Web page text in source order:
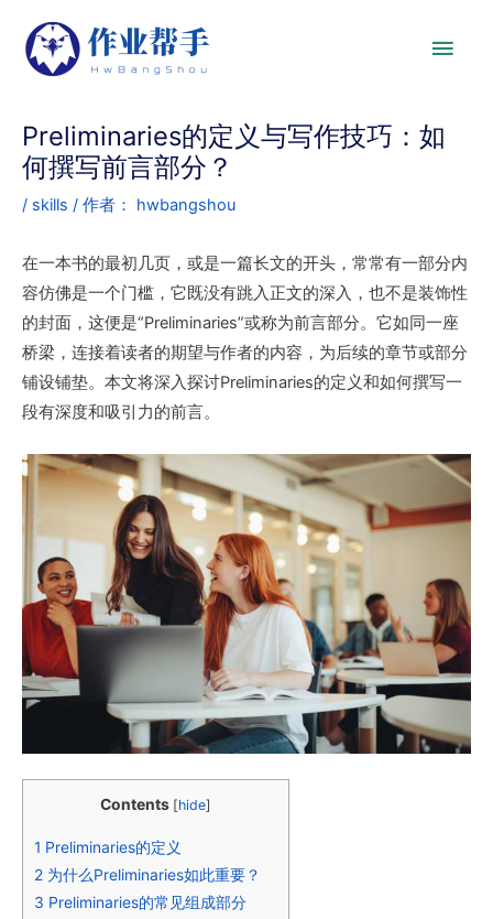
Preliminaries的定义与写作技巧：如
何撰写前言部分？
/ skills / 作者： hwbangshou
在一本书的最初几页，或是一篇长文的开头，常常有一部分内
容仿佛是一个门槛，它既没有跳入正文的深入，也不是装饰性
的封面，这便是“Preliminaries”或称为前言部分。它如同一座
桥梁，连接着读者的期望与作者的内容，为后续的章节或部分
铺设铺垫。本文将深入探讨Preliminaries的定义和如何撰写一
段有深度和吸引力的前言。
Contents [hide]
1 Preliminaries的定义
2 为什么Preliminaries如此重要？
3 Preliminaries的常见组成部分